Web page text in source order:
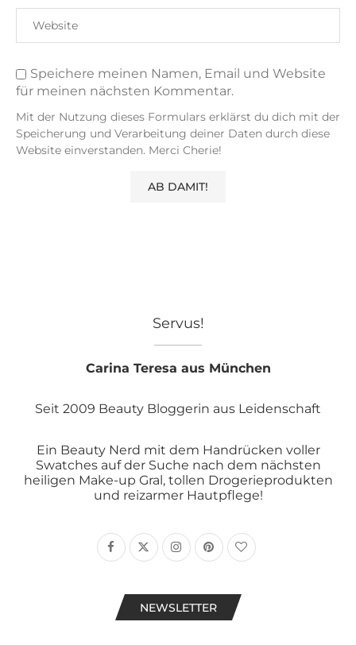
Speichere meinen Namen, Email und Website
für meinen nächsten Kommentar.
Mit der Nutzung dieses Formulars erklärst du dich mit der
Speicherung und Verarbeitung deiner Daten durch diese
Website einverstanden. Merci Cherie!
Servus!
Carina Teresa aus München
Seit 2009 Beauty Bloggerin aus Leidenschaft
Ein Beauty Nerd mit dem Handrücken voller
Swatches auf der Suche nach dem nächsten
heiligen Make-up Gral, tollen Drogerieprodukten
und reizarmer Hautpflege!
NEWSLETTER